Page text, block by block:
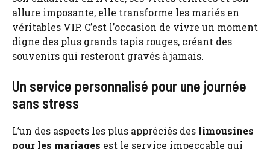
allure imposante, elle transforme les mariés en
véritables VIP. C’est l’occasion de vivre un moment
digne des plus grands tapis rouges, créant des
souvenirs qui resteront gravés à jamais.
Un service personnalisé pour une journée
sans stress
L’un des aspects les plus appréciés des limousines
pour les mariages est le service impeccable qui